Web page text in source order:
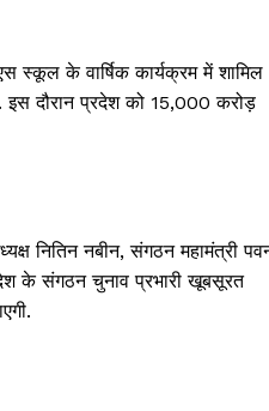
स्कूल के वार्षिक कार्यक्रम में शामिल
इस दौरान प्रदेश को 15,000 करोड़
नितिन नबीन, संगठन महामंत्री
के संगठन चुनाव प्रभारी खूबसूरत